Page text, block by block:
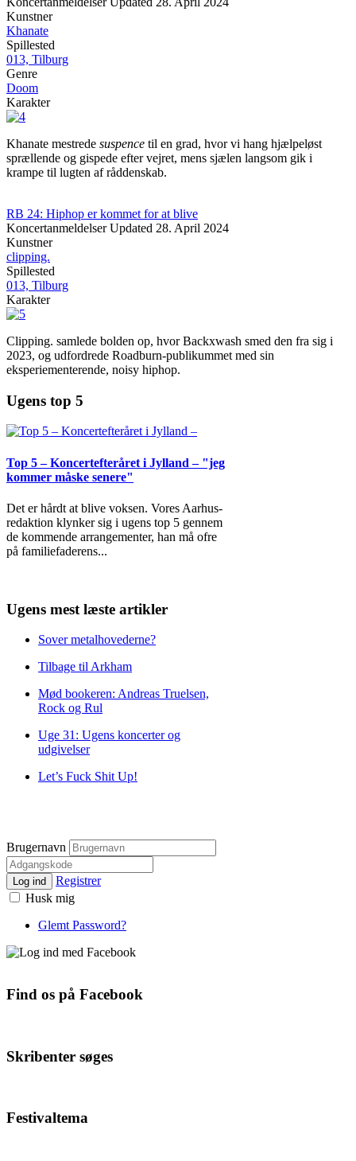
Kunstner
Khanate
Spillested
013, Tilburg
Genre
Doom
Karakter
Khanate mestrede suspence til en grad, hvor vi hang hjælpeløst
sprællende og gispede efter vejret, mens sjælen langsom gik i
krampe til lugten af råddenskab.
RB 24: Hiphop er kommet for at blive
Koncertanmeldelser Updated 28. April 2024
Kunstner
clipping.
Spillested
013, Tilburg
Karakter
Clipping. samlede bolden op, hvor Backxwash smed den fra sig i
2023, og udfordrede Roadburn-publikummet med sin
eksperiementerende, noisy hiphop.
Ugens top 5
Top 5 – Koncertefteråret i Jylland – "jeg
kommer måske senere"
Det er hårdt at blive voksen. Vores Aarhus-
redaktion klynker sig i ugens top 5 gennem
de kommende arrangementer, han må ofre
på familiefaderens...
Ugens mest læste artikler
Sover metalhovederne?
Tilbage til Arkham
Mød bookeren: Andreas Truelsen,
Rock og Rul
Uge 31: Ugens koncerter og
udgivelser
Let’s Fuck Shit Up!
Brugernavn
Log ind
Registrer
Husk mig
Glemt Password?
Find os på Facebook
Skribenter søges
Festivaltema